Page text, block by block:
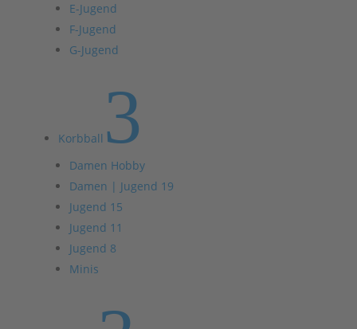
E-Jugend
F-Jugend
G-Jugend
Korbball 3
Damen Hobby
Damen | Jugend 19
Jugend 15
Jugend 11
Jugend 8
Minis